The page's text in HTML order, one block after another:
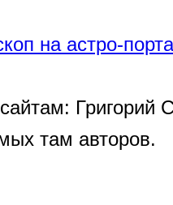
на астро-
Григорий
там авторов.